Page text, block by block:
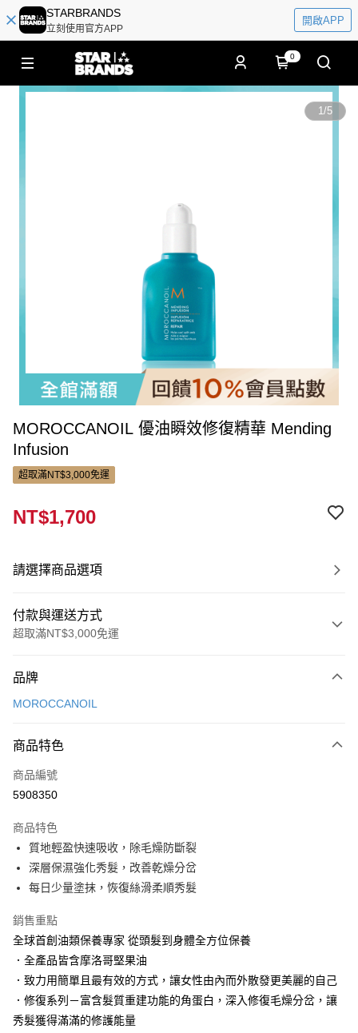
STARBRANDS
立刻使用官方APP
開啟APP
0
1/5
MOROCCANOIL 優油瞬效修復精華 Mending
Infusion
超取滿NT$3,000免運
NT$1,700
請選擇商品選項
付款與運送方式
超取滿NT$3,000免運
信用卡一次付款
Apple Pay
街口支付
Google Pay
AFTEE先享後付
相關說明
AFTEE先享後付是「在收到商品之後才付款」的支付方式。 讓您購物簡單
１．簡單：不需註冊會員、不需綁卡、不需儲值。
２．便利：只要手機號碼，簡訊認證，即可結帳。
３．安心：先確認商品／服務後，再付款。
【「AFTEE先享後付」結帳流程】
１．於結帳方式選擇「AFTEE先享後付」後，將跳轉至「AFTEE先享後付」
運送方式
付款後全家取貨
付款後萊爾富取貨
每筆NT$100，滿NT$3,000(含以上)免運費
品牌
MOROCCANOIL
商品特色
商品編號
5908350
商品特色
質地輕盈快速吸收，除毛燥防斷裂
深層保濕強化秀髮，改善乾燥分岔
每日少量塗抹，恢復絲滑柔順秀髮
銷售重點
全球首創油類保養專家 從頭髮到身體全方位保養
．全產品皆含摩洛哥堅果油
．致力用簡單且最有效的方式，讓女性由內而外散發更美麗的自己
．修復系列－富含髮質重建功能的角蛋白，深入修復毛燥分岔，讓
秀髮獲得滿滿的修護能量